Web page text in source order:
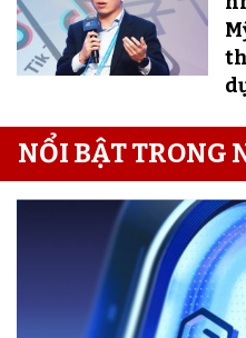
NỔI BẬT TRONG